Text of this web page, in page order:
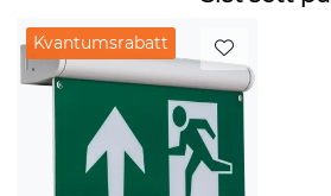
Kvantumsrabatt
Kvantumsrabatt